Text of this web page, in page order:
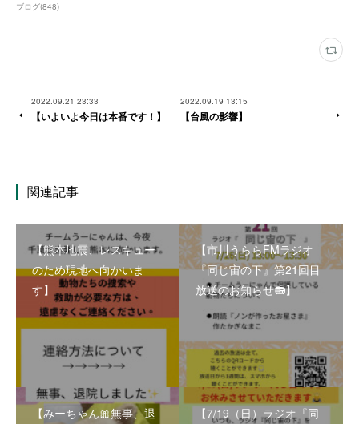
ブログ(848)
2022.09.21 23:33
【いよいよ今日は本番です！】
2022.09.19 13:15
【台風の影響】
関連記事
【熊本地震、レスキュー
のため現地へ向かいま
す】
【市川うららFMラジオ
『同じ宙の下』第21回目
放送のお知らせ📻】
【みーちゃん🎀無事、退
【7/19（日）ラジオ『同